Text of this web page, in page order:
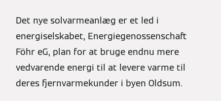
Det nye solvarmeanlæg er et led i
energiselskabet, Energiegenossenschaft
Föhr eG, plan for at bruge endnu mere
vedvarende energi til at levere varme til
deres fjernvarmekunder i byen Oldsum.